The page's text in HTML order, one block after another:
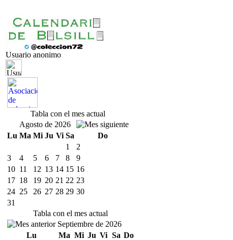
Usuario anonimo
Tabla con el mes actual
Agosto de 2026
Lu Ma Mi Ju Vi Sa
Do
1
2
3
4 5 6 7 8
9
10 11 12 13 14 15 16
17 18 19 20 21 22 23
24 25 26 27 28 29 30
31
Tabla con el mes actual
Septiembre de 2026
Lu
Ma Mi Ju Vi Sa Do